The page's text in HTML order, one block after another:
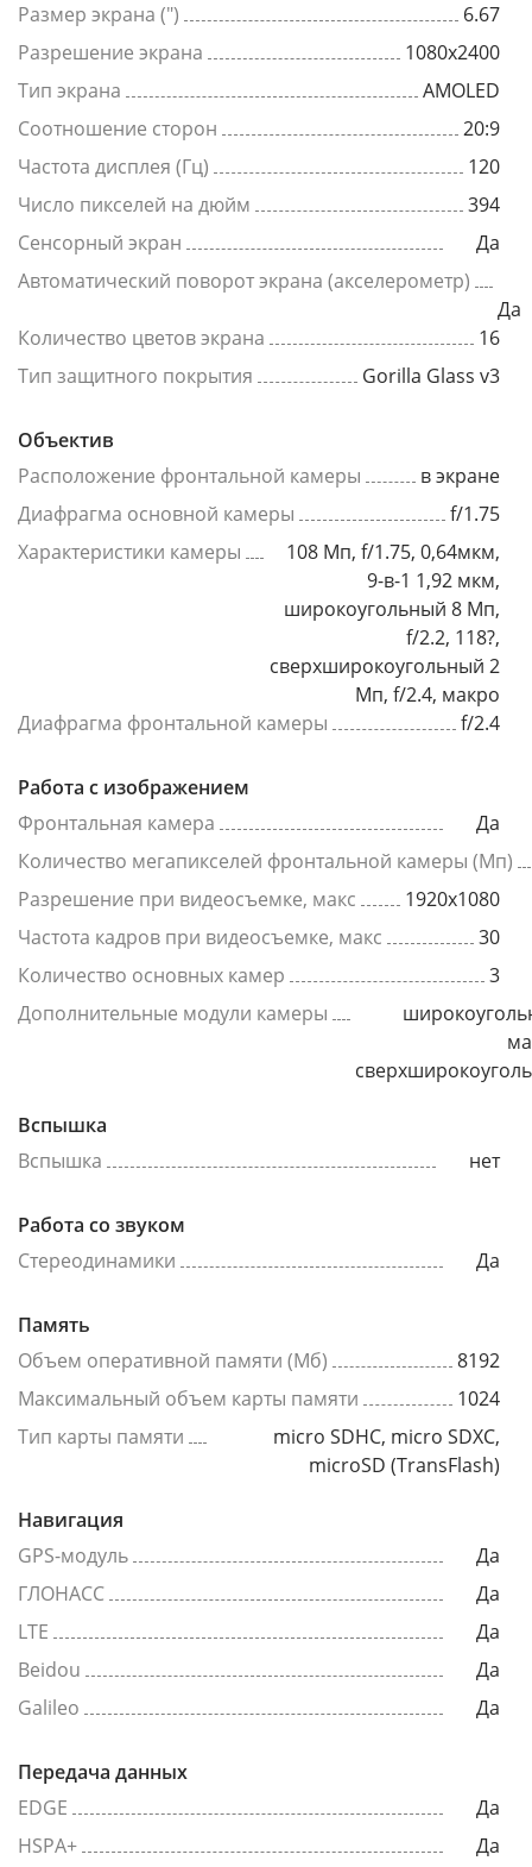
Размер экрана (")
6.67
Разрешение экрана
1080x2400
Тип экрана
AMOLED
Соотношение сторон
20:9
Частота дисплея (Гц)
120
Число пикселей на дюйм
394
Сенсорный экран
Да
Автоматический поворот экрана (акселерометр)
Да
Количество цветов экрана
16
Тип защитного покрытия
Gorilla Glass v3
Объектив
Расположение фронтальной камеры
в экране
Диафрагма основной камеры
f/1.75
Характеристики камеры
108 Мп, f/1.75, 0,64мкм,
9-в-1 1,92 мкм,
широкоугольный 8 Мп,
f/2.2, 118?,
сверхширокоугольный 2
Мп, f/2.4, макро
Диафрагма фронтальной камеры
f/2.4
Работа с изображением
Фронтальная камера
Да
Количество мегапикселей фронтальной камеры (Мп)
Разрешение при видеосъемке, макс
1920x1080
Частота кадров при видеосъемке, макс
30
Количество основных камер
3
Дополнительные модули камеры
Вспышка
Вспышка
нет
Работа со звуком
Стереодинамики
Да
Память
Объем оперативной памяти (Мб)
8192
Максимальный объем карты памяти
1024
Тип карты памяти
micro SDHC, micro SDXC,
microSD (TransFlash)
Навигация
GPS-модуль
Да
ГЛОНАСС
Да
LTE
Да
Beidou
Да
Galileo
Да
Передача данных
EDGE
Да
HSPA+
Да